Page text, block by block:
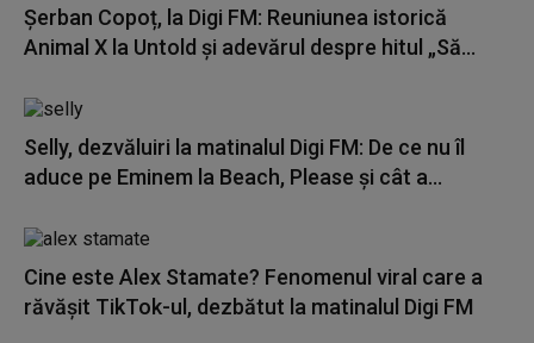
Șerban Copoț, la Digi FM: Reuniunea istorică
Animal X la Untold și adevărul despre hitul „Să...
Selly, dezvăluiri la matinalul Digi FM: De ce nu îl
aduce pe Eminem la Beach, Please și cât a...
Cine este Alex Stamate? Fenomenul viral care a
răvășit TikTok-ul, dezbătut la matinalul Digi FM